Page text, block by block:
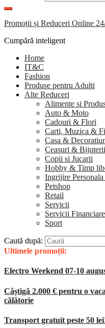
Promoții și Reduceri Online
Cumpără inteligent
Home
IT&C
Fashion
Produse pentru Adulti
Alte Reduceri
Alimente si
Auto & Moto
Cadouri & Flori
Carti, Muzica &
Casa &
Ceasuri & Bijuterii
Copii si Jucarii
Hobby & Timp
Ingrijire
Petshop
Retail
Servicii
Servicii
Sport
Caută după:
Ultimele promoții:
Electro Weekend 07-10
Câștigă 2.000 € pentru o
călătorie
Transport gratuit peste 50